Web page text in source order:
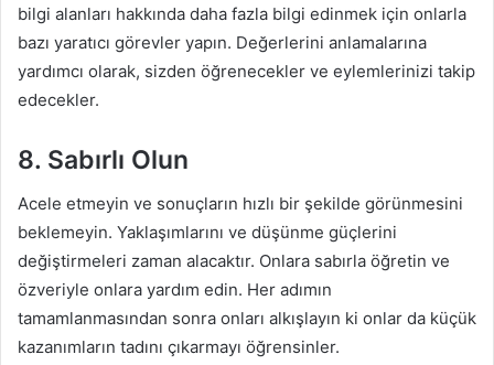
bilgi alanları hakkında daha fazla bilgi edinmek için onlarla
bazı yaratıcı görevler yapın. Değerlerini anlamalarına
yardımcı olarak, sizden öğrenecekler ve eylemlerinizi takip
edecekler.
8. Sabırlı Olun
Acele etmeyin ve sonuçların hızlı bir şekilde görünmesini
beklemeyin. Yaklaşımlarını ve düşünme güçlerini
değiştirmeleri zaman alacaktır. Onlara sabırla öğretin ve
özveriyle onlara yardım edin. Her adımın
tamamlanmasından sonra onları alkışlayın ki onlar da küçük
kazanımların tadını çıkarmayı öğrensinler.